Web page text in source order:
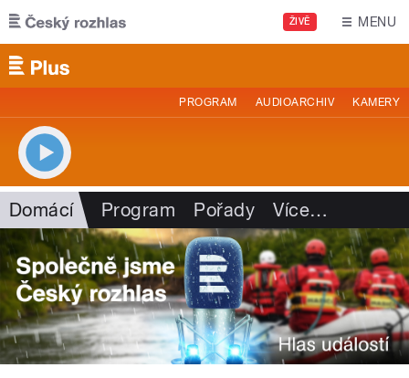
Přejít k hlavnímu obsahu
ŽIVĚ MENU
PROGRAM AUDIOARCHIV KAMERY
Domácí Program Pořady Více…